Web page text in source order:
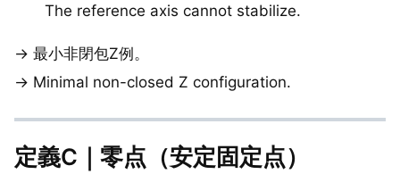
The reference axis cannot stabilize.
→ 最小非閉包Z例。
→ Minimal non-closed Z configuration.
定義C｜零点（安定固定点）